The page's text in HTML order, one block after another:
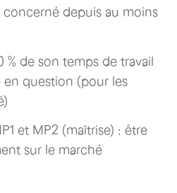
concerné depuis au moins
% de son temps de travail
en question (pour les
et MP2 (maîtrise) : être
sur le marché